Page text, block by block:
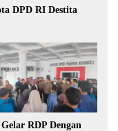
DPD RI Destita
RDP Dengan